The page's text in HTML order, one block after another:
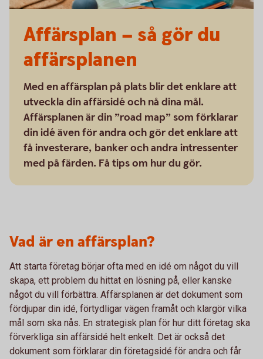
Affärsplan – så gör du
affärsplanen
Med en affärsplan på plats blir det enklare att
utveckla din affärsidé och nå dina mål.
Affärsplanen är din ”road map” som förklarar
din idé även för andra och gör det enklare att
få investerare, banker och andra intressenter
med på färden. Få tips om hur du gör.
Vad är en affärsplan?
Att starta företag börjar ofta med en idé om något du vill
skapa, ett problem du hittat en lösning på, eller kanske
något du vill förbättra. Affärsplanen är det dokument som
fördjupar din idé, förtydligar vägen framåt och klargör vilka
mål som ska nås. En strategisk plan för hur ditt företag ska
förverkliga sin affärsidé helt enkelt. Det är också det
dokument som förklarar din företagsidé för andra och får